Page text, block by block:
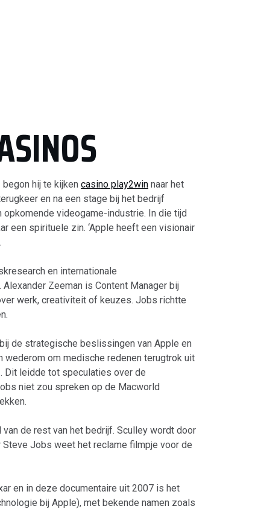
hij te kijken casino play2win naar het
en na een stage bij het bedrijf
videogame-industrie. In die tijd
een spirituele zin. ‘Apple heeft een visionair
en internationale
Zeeman is Content Manager bij
werk, creativiteit of keuzes. Jobs richtte
de strategische beslissingen van Apple en
wederom om medische redenen terugtrok uit
Dit leidde tot speculaties over de
niet zou spreken op de Macworld
de rest van het bedrijf. Sculley wordt door
Jobs weet het reclame filmpje voor de
en in deze documentaire uit 2007 is het
bij Apple), met bekende namen zoals